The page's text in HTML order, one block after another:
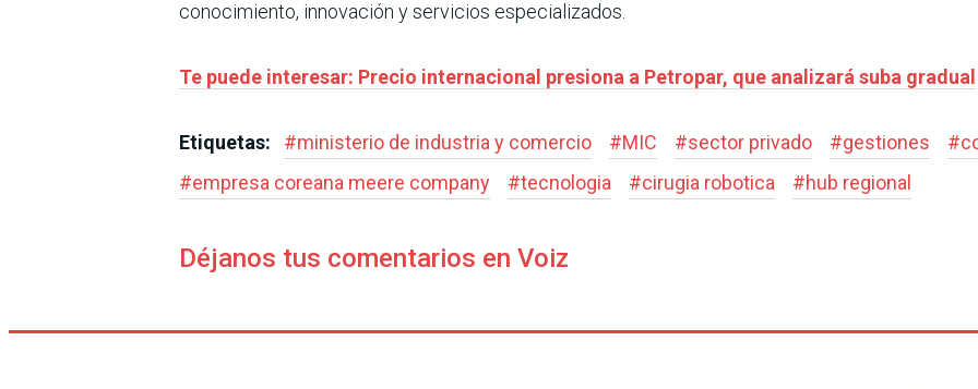
conocimiento, innovación y servicios especializados.
Te puede interesar: Precio internacional presiona a Petropar, que analizará suba gradual
Etiquetas: #ministerio de industria y comercio #MIC #sector privado #gestiones #
#empresa coreana meere company #tecnologia #cirugia robotica #hub regional
Déjanos tus comentarios en Voiz